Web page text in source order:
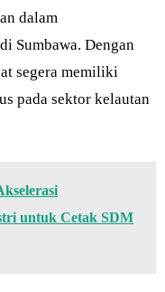
dalam
Sumbawa. Dengan
segera memiliki
pada sektor kelautan
untuk Cetak SDM